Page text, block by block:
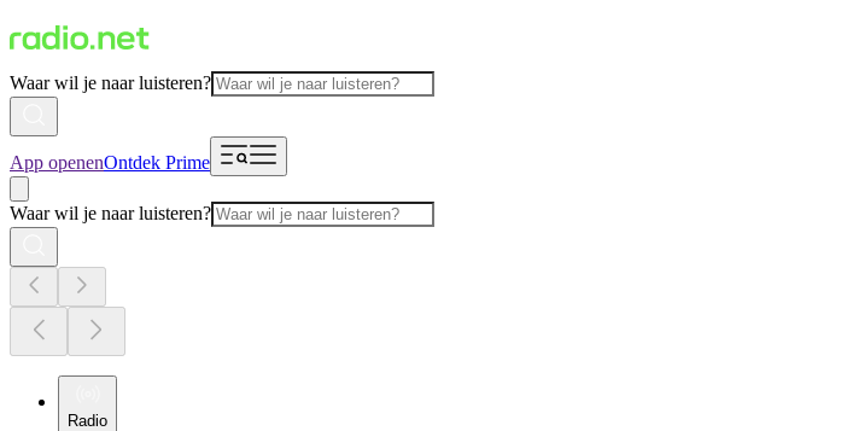
Waar wil je naar luisteren?
App openenOntdek Prime
Waar wil je naar luisteren?
Radio